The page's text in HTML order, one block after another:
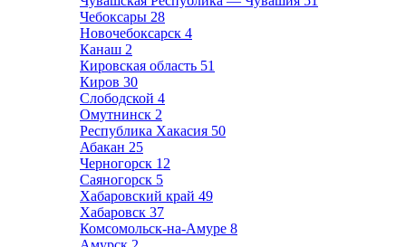
Чебоксары 28
Новочебоксарск 4
Канаш 2
Кировская область 51
Киров 30
Слободской 4
Омутнинск 2
Республика Хакасия 50
Абакан 25
Черногорск 12
Саяногорск 5
Хабаровский край 49
Хабаровск 37
Комсомольск-на-Амуре 8